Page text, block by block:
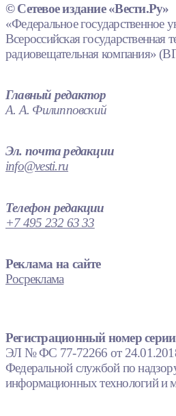
© Сетевое издание «Вести.Ру»
«Федеральное государственное
Всероссийская государственная
радиовещательная компания»
Главный редактор
А. А. Филипповский
Эл. почта редакции
info@vesti.ru
Телефон редакции
+7 495 232 63 33
Реклама на сайте
Росреклама
Регистрационный номер серии
ЭЛ № ФС 77-72266 от
Федеральной службой по
информационных технологий и